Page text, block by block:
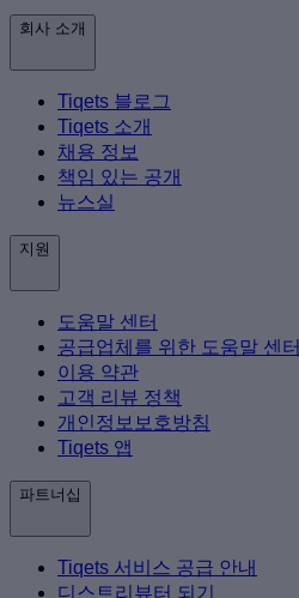
회사 소개
Tiqets 블로그
Tiqets 소개
채용 정보
책임 있는 공개
뉴스실
지원
도움말 센터
공급업체를 위한 도움말 센터
이용 약관
고객 리뷰 정책
개인정보보호방침
Tiqets 앱
파트너십
Tiqets 서비스 공급 안내
디스트리뷰터 되기